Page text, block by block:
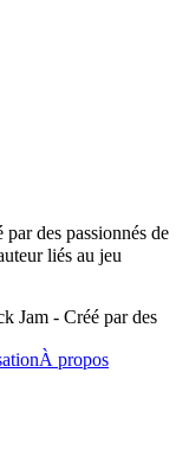
des passionnés de
liés au jeu
Jam - Créé par des
À propos